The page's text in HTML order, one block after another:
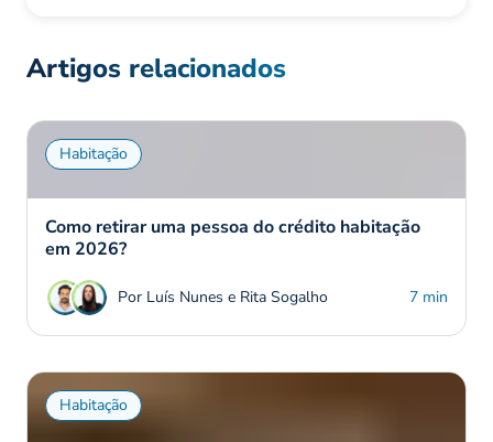
Artigos relacionados
Habitação
Como retirar uma pessoa do crédito habitação
em 2026?
Por Luís Nunes e Rita Sogalho 7 min
Habitação